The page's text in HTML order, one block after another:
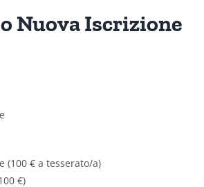
Nuova Iscrizione
(100 € a tesserato/a)
€)